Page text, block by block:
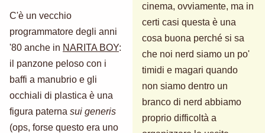
C'è un vecchio
programmatore degli anni
'80 anche in NARITA BOY:
il panzone peloso con i
baffi a manubrio e gli
occhiali di plastica è una
figura paterna sui generis
(ops, forse questo era uno
cinema, ovviamente, ma in
certi casi questa è una
cosa buona perché si sa
che noi nerd siamo un po'
timidi e magari quando
non siamo dentro un
branco di nerd abbiamo
proprio difficoltà a